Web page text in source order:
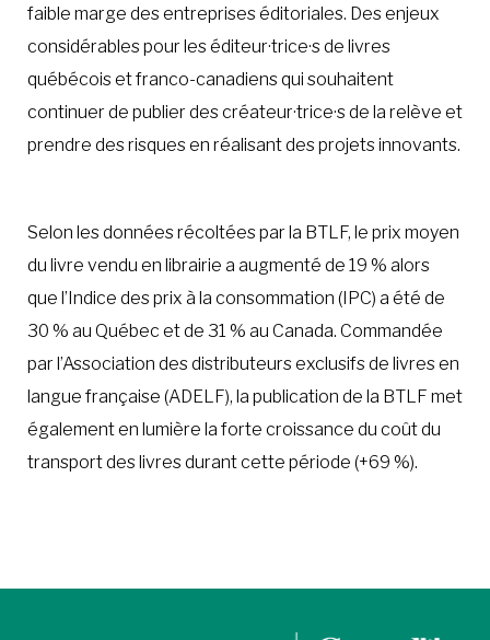
faible marge des entreprises éditoriales. Des enjeux
considérables pour les éditeur·trice·s de livres
québécois et franco-canadiens qui souhaitent
continuer de publier des créateur·trice·s de la relève et
prendre des risques en réalisant des projets innovants.
Selon les données récoltées par la BTLF, le prix moyen
du livre vendu en librairie a augmenté de 19 % alors
que l’Indice des prix à la consommation (IPC) a été de
30 % au Québec et de 31 % au Canada. Commandée
par l’Association des distributeurs exclusifs de livres en
langue française (ADELF), la publication de la BTLF met
également en lumière la forte croissance du coût du
transport des livres durant cette période (+69 %).